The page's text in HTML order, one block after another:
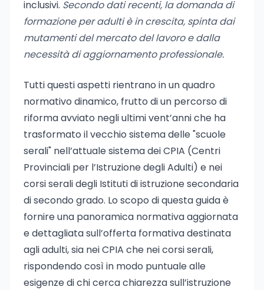
inclusivi. Secondo dati recenti, la domanda di
formazione per adulti è in crescita, spinta dai
mutamenti del mercato del lavoro e dalla
necessità di aggiornamento professionale.
Tutti questi aspetti rientrano in un quadro
normativo dinamico, frutto di un percorso di
riforma avviato negli ultimi vent’anni che ha
trasformato il vecchio sistema delle "scuole
serali" nell’attuale sistema dei CPIA (Centri
Provinciali per l’Istruzione degli Adulti) e nei
corsi serali degli Istituti di istruzione secondaria
di secondo grado. Lo scopo di questa guida è
fornire una panoramica normativa aggiornata
e dettagliata sull’offerta formativa destinata
agli adulti, sia nei CPIA che nei corsi serali,
rispondendo così in modo puntuale alle
esigenze di chi cerca chiarezza sull’istruzione